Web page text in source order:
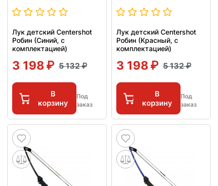
Лук детский Centershot
Робин (Синий, с
комплектацией)
3 198 5 132
В
корзину
Под
заказ
Лук детский Centershot
Робин (Красный, с
комплектацией)
3 198 5 132
В
корзину
Под
заказ